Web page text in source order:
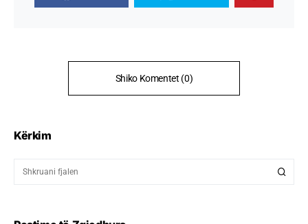
Shiko Komentet (0)
Kërkim